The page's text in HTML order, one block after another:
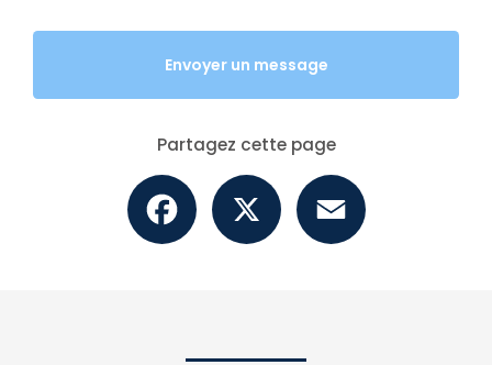
Envoyer un message
Partagez cette page
Facebook